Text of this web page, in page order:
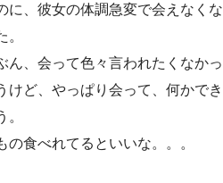
に、彼女の体調急変で会えなくな
ん、会って色々言われたくなかっ
けど、やっぱり会って、何かでき
食べれてるといいな。。。